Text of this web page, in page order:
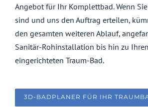
Angebot für Ihr Komplettbad. Wenn
sind und uns den Auftrag erteilen,
den gesamten weiteren Ablauf,
Sanitär-Rohinstallation bis hin zu
eingerichteten Traum-Bad.
3D-BADPLANER FÜR IHR